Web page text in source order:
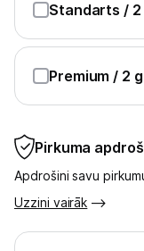
Pirkuma
Apdrošini savu
Uzzini vairāk
Standarts /
Premium / 2